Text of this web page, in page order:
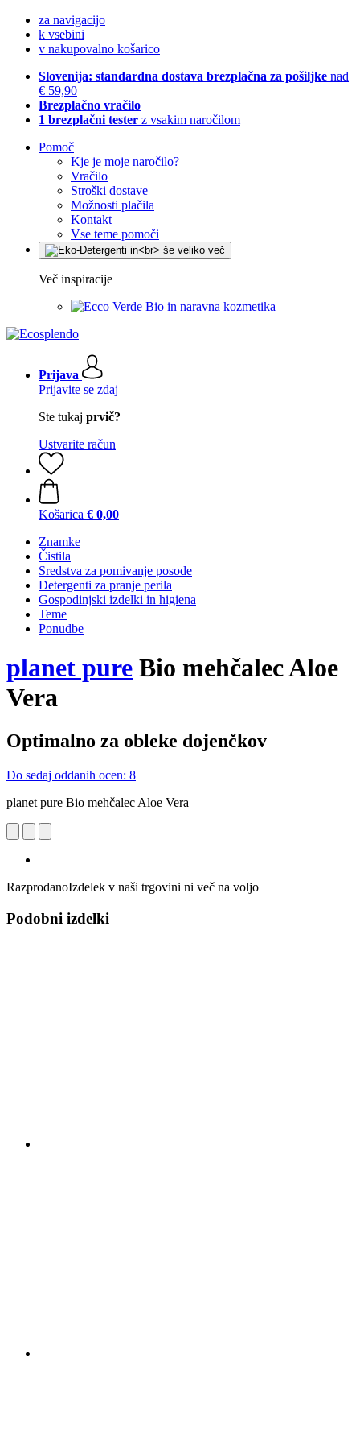
za navigacijo
k vsebini
v nakupovalno košarico
Slovenija: standardna dostava brezplačna za pošiljke nad
€ 59,90
Brezplačno vračilo
1 brezplačni tester z vsakim naročilom
Pomoč
Kje je moje naročilo?
Vračilo
Stroški dostave
Možnosti plačila
Kontakt
Vse teme pomoči
Več inspiracije
Bio in naravna kozmetika
Prijava
Prijavite se zdaj
Ste tukaj prvič?
Ustvarite račun
Košarica € 0,00
Znamke
Čistila
Sredstva za pomivanje posode
Detergenti za pranje perila
Gospodinjski izdelki in higiena
Teme
Ponudbe
planet pure Bio mehčalec Aloe
Vera
Optimalno za obleke dojenčkov
Do sedaj oddanih ocen: 8
planet pure Bio mehčalec Aloe Vera
RazprodanoIzdelek v naši trgovini ni več na voljo
Podobni izdelki